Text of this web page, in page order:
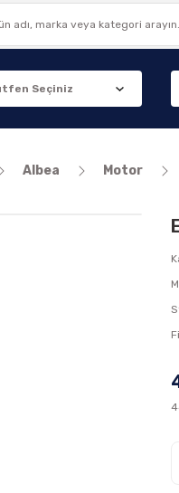
Albea Motor